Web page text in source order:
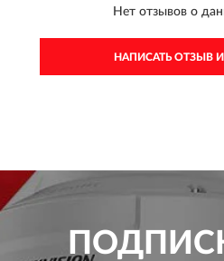
Нет отзывов о
НАПИСАТЬ ОТЗЫВ